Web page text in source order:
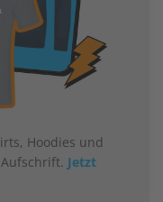
Hoodies und
Jetzt